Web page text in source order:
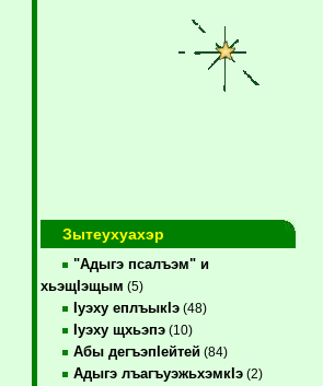
Зытеухуахэр
"Адыгэ псалъэм" и
хьэщIэщым (5)
Iуэху еплъыкIэ(48)
Iуэху щхьэпэ(10)
Абы дегъэпIейтей(84)
Адыгэ лъагъуэжьхэмкIэ(2)